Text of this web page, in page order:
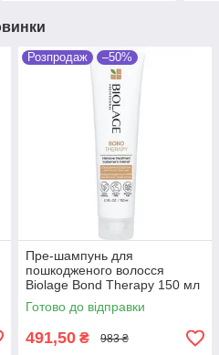
Розпродаж –50%
Пре-шампунь для
пошкодженого волосся
Biolage Bond Therapy 150 мл
Готово до відправки
491,50 ₴ 983 ₴